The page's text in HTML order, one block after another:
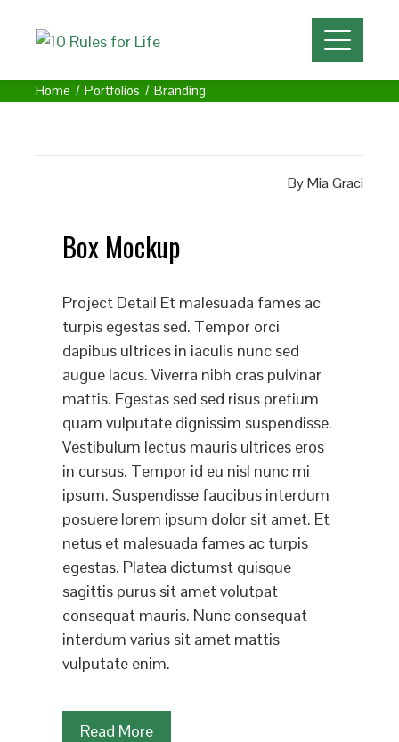
Home Portfolios Branding
ByMia Graci
Box Mockup
Project Detail Et malesuada fames ac
turpis egestas sed. Tempor orci
dapibus ultrices in iaculis nunc sed
augue lacus. Viverra nibh cras pulvinar
mattis. Egestas sed sed risus pretium
quam vulputate dignissim suspendisse.
Vestibulum lectus mauris ultrices eros
in cursus. Tempor id eu nisl nunc mi
ipsum. Suspendisse faucibus interdum
posuere lorem ipsum dolor sit amet. Et
netus et malesuada fames ac turpis
egestas. Platea dictumst quisque
sagittis purus sit amet volutpat
consequat mauris. Nunc consequat
interdum varius sit amet mattis
vulputate enim.
Read More